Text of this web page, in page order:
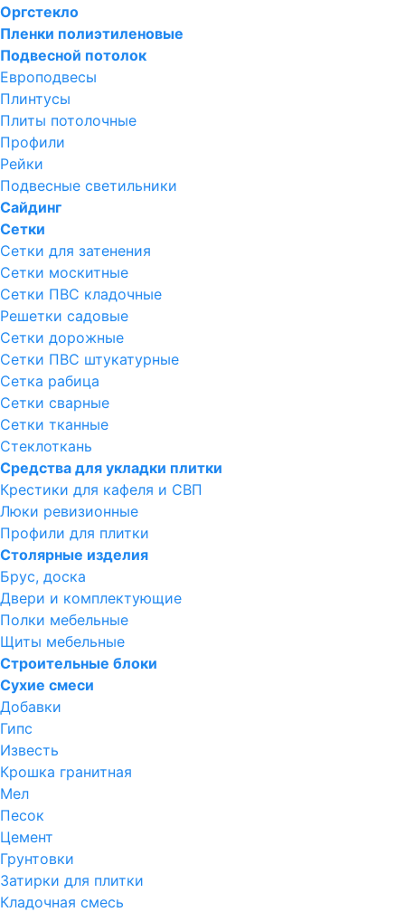
Оргстекло
Пленки полиэтиленовые
Подвесной потолок
Европодвесы
Плинтусы
Плиты потолочные
Профили
Рейки
Подвесные светильники
Сайдинг
Сетки
Сетки для затенения
Сетки москитные
Сетки ПВС кладочные
Решетки садовые
Сетки дорожные
Сетки ПВС штукатурные
Сетка рабица
Сетки сварные
Сетки тканные
Стеклоткань
Средства для укладки плитки
Крестики для кафеля и СВП
Люки ревизионные
Профили для плитки
Столярные изделия
Брус, доска
Двери и комплектующие
Полки мебельные
Щиты мебельные
Строительные блоки
Сухие смеси
Добавки
Гипс
Известь
Крошка гранитная
Мел
Песок
Цемент
Грунтовки
Затирки для плитки
Кладочная смесь